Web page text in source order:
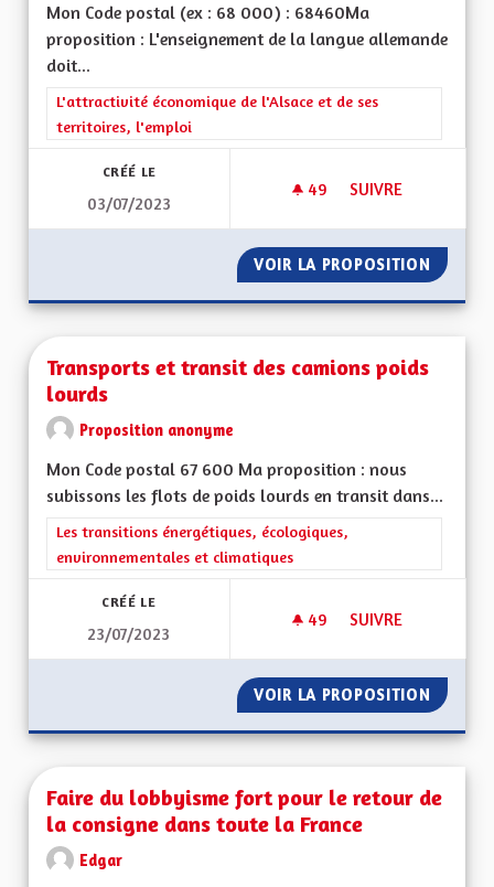
Mon Code postal (ex : 68 000) : 68460Ma
proposition : L'enseignement de la langue allemande
doit...
Filtrer les résultats de la catégorie : L'attractivité
L'attractivité économique de l'Alsace et de ses
territoires, l'emploi
CRÉÉ LE
03/07/2023
49 49 ABONNÉS
SUIVRE
VOIR LA PROPOSITION
Transports et transit des camions poids
lourds
Proposition anonyme
Mon Code postal 67 600 Ma proposition : nous
subissons les flots de poids lourds en transit dans...
Filtrer les résultats de la catégorie : Les transitions
Les transitions énergétiques, écologiques,
environnementales et climatiques
CRÉÉ LE
23/07/2023
49 49 ABONNÉS
SUIVRE
VOIR LA PROPOSITION
Faire du lobbyisme fort pour le retour de
la consigne dans toute la France
Edgar